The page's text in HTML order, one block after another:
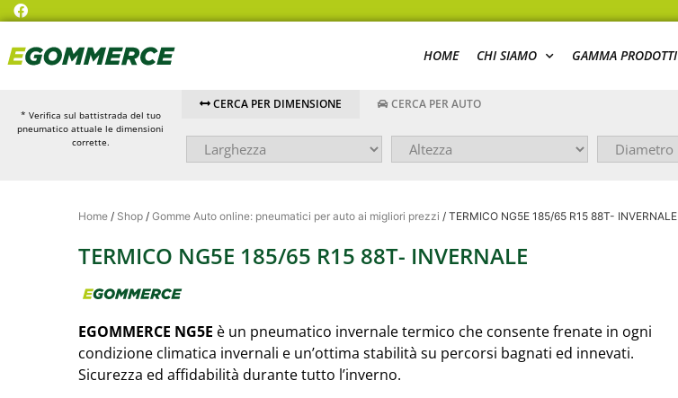
HOME CHI SIAMO GAMMA PRODOTTI
* Verifica sul battistrada del tuo
pneumatico attuale le dimensioni
corrette.
CERCA PER DIMENSIONE CERCA PER AUTO
Home / Shop / Gomme Auto online: pneumatici per auto ai migliori prezzi / TERMICO NG5E 185/65 R15 88T- INVERNALE
TERMICO NG5E 185/65 R15 88T- INVERNALE
EGOMMERCE NG5E è un pneumatico invernale termico che consente frenate in ogni
condizione climatica invernali e un’ottima stabilità su percorsi bagnati ed innevati.
Sicurezza ed affidabilità durante tutto l’inverno.